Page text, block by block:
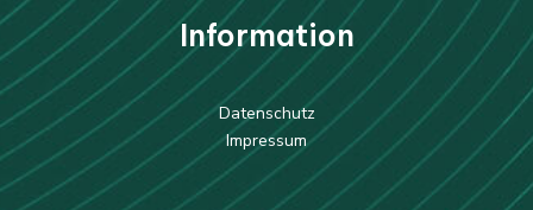
Information
Datenschutz
Impressum